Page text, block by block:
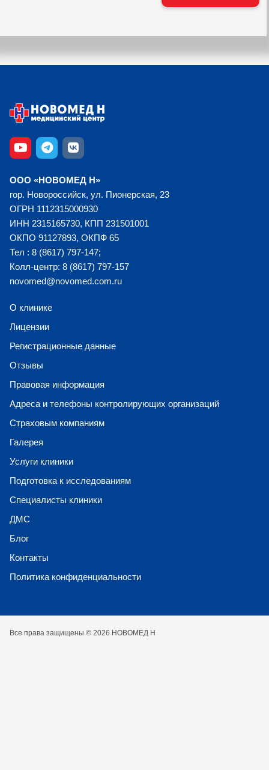
ООО «НОВОМЕД Н»
гор. Новороссийск, ул. Пионерская, 23
ОГРН 1112315000930
ИНН 2315165730, КПП 231501001
ОКПО 91127893, ОКПФ 65
Тел : 8 (8617) 797-147;
Колл-центр: 8 (8617) 797-157
novomed@novomed.com.ru
О клинике
Лицензии
Регистрационные данные
Отзывы
Правовая информация
Адреса и телефоны контролирующих организаций
Страховым компаниям
Галерея
Услуги клиники
Подготовка к исследованиям
Специалисты клиники
ДМС
Блог
Контакты
Политика конфиденциальности
Все права защищены © 2026 НОВОМЕД Н